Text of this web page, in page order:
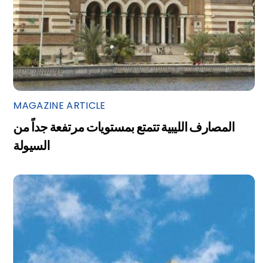
MAGAZINE ARTICLE
المصارف الليبية تتمتع بمستويات مرتفعة جداً من
السيولة